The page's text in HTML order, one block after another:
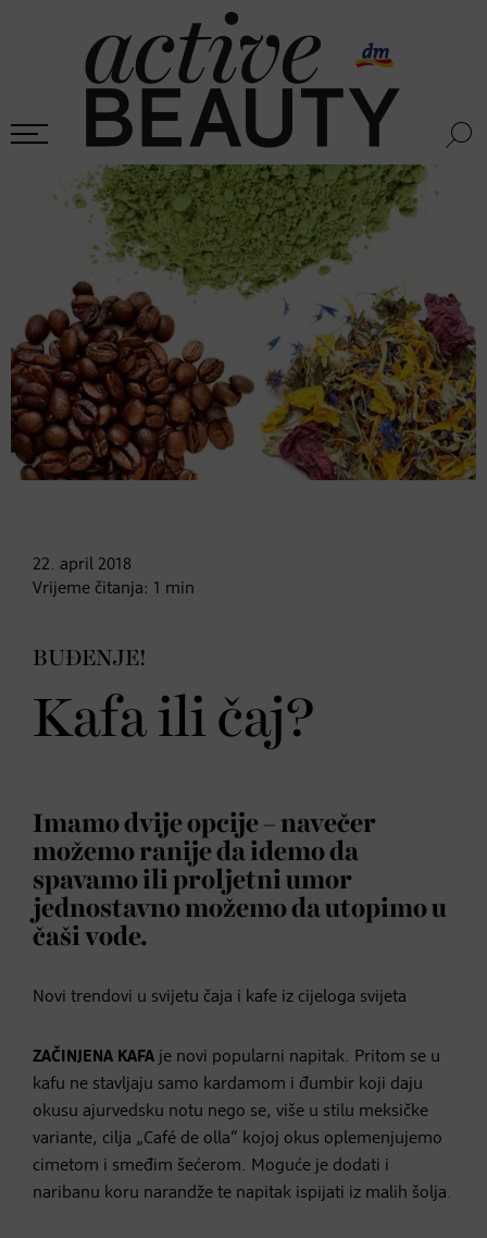
22. april 2018
Vrijeme čitanja: 1 min
BUĐENJE!
Kafa ili čaj?
Imamo dvije opcije – navečer
možemo ranije da idemo da
spavamo ili proljetni umor
jednostavno možemo da utopimo u
čaši vode.
Novi trendovi u svijetu čaja i kafe iz cijeloga svijeta
ZAČINJENA KAFA je novi popularni napitak. Pritom se u
kafu ne stavljaju samo kardamom i đumbir koji daju
okusu ajurvedsku notu nego se, više u stilu meksičke
variante, cilja „Café de olla“ kojoj okus oplemenjujemo
cimetom i smeđim šećerom. Moguće je dodati i
naribanu koru narandže te napitak ispijati iz malih šolja.